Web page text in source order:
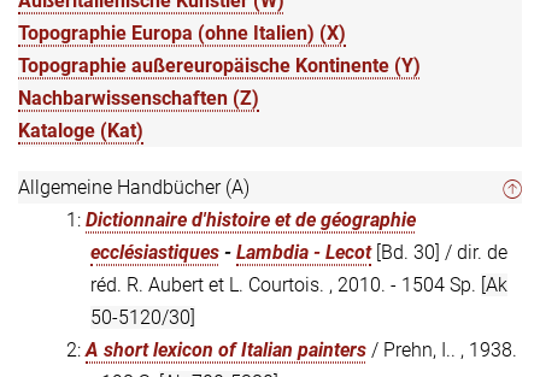
Topographie Europa (ohne Italien) (X)
Topographie außereuropäische Kontinente (Y)
Nachbarwissenschaften (Z)
Kataloge (Kat)
Allgemeine Handbücher (A)
1: Dictionnaire d'histoire et de géographie
ecclésiastiques - Lambdia - Lecot[Bd. 30] / dir. de
réd. R. Aubert et L. Courtois. , 2010. - 1504 Sp. [Ak
50-5120/30]
2:A short lexicon of Italian painters / Prehn, I.. , 1938.